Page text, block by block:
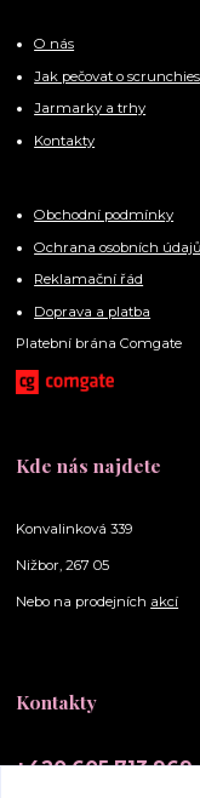
O nás
Jak pečovat o scrunchies
Jarmarky a trhy
Kontakty
Obchodní podmínky
Ochrana osobních údajů
Reklamační řád
Doprava a platba
Platební brána Comgate
Kde nás najdete
Konvalinková 339
Nižbor, 267 05
Nebo na prodejních akcí
Kontakty
+420 605 713 969